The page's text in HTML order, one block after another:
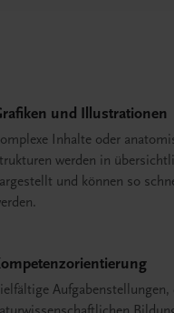
und Illustrationen
Inhalte oder
werden in
und können so
Aufgabenstellungen,